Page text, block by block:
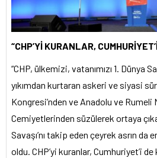
“CHP’Yİ KURANLAR,
“CHP, ülkemizi, vatanımızı 1. Dünya
yıkımdan kurtaran askeri ve siyasi
Kongresi’nden ve Anadolu ve Rumeli
Cemiyetlerinden süzülerek ortaya
Savaşı’nı takip eden çeyrek asrın
oldu. CHP’yi kuranlar, Cumhuriyet’i de